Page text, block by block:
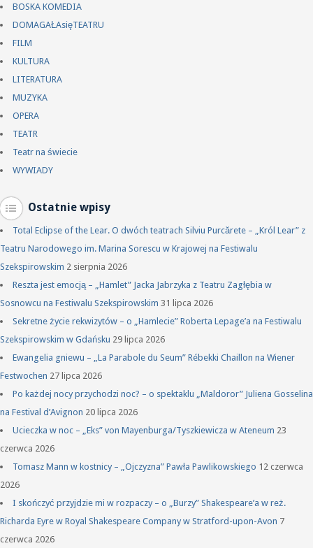
BOSKA KOMEDIA
DOMAGAŁAsięTEATRU
FILM
KULTURA
LITERATURA
MUZYKA
OPERA
TEATR
Teatr na świecie
WYWIADY
Ostatnie wpisy
Total Eclipse of the Lear. O dwóch teatrach Silviu Purcărete – „Król Lear” z
Teatru Narodowego im. Marina Sorescu w Krajowej na Festiwalu
Szekspirowskim 2 sierpnia 2026
Reszta jest emocją – „Hamlet” Jacka Jabrzyka z Teatru Zagłębia w
Sosnowcu na Festiwalu Szekspirowskim 31 lipca 2026
Sekretne życie rekwizytów – o „Hamlecie” Roberta Lepage’a na Festiwalu
Szekspirowskim w Gdańsku 29 lipca 2026
Ewangelia gniewu – „La Parabole du Seum” Rébekki Chaillon na Wiener
Festwochen 27 lipca 2026
Po każdej nocy przychodzi noc? – o spektaklu „Maldoror” Juliena Gosselina
na Festival d’Avignon 20 lipca 2026
Ucieczka w noc – „Eks” von Mayenburga/Tyszkiewicza w Ateneum 23
czerwca 2026
Tomasz Mann w kostnicy – „Ojczyzna” Pawła Pawlikowskiego 12 czerwca
2026
I skończyć przyjdzie mi w rozpaczy – o „Burzy” Shakespeare’a w reż.
Richarda Eyre w Royal Shakespeare Company w Stratford-upon-Avon 7
czerwca 2026